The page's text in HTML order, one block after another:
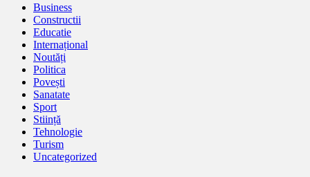
Business
Constructii
Educatie
Internațional
Noutăți
Politica
Povești
Sanatate
Sport
Stiință
Tehnologie
Turism
Uncategorized